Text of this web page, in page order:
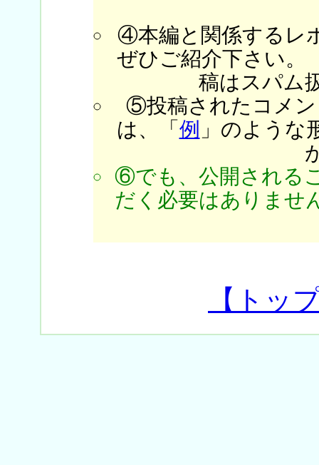
④本編と関係するレ
ぜひご紹介下さい。
稿はスパム
⑤投稿されたコメン
は、「 例 」のような
⑥でも、公開される
だく必要はありませ
【トッ